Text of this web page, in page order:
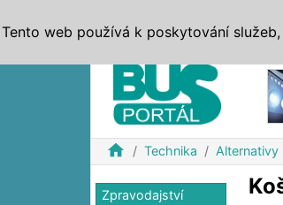
home Technika Alternativy
Zpravodajství
Tento web používá k poskytování